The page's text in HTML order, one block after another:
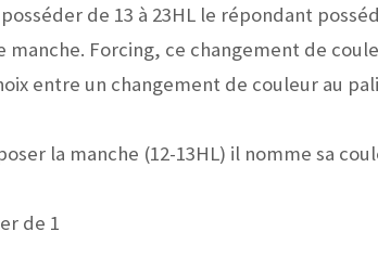
de 13 à 23HL le répondant
Forcing, ce changement de
entre un changement de couleur au
la manche (12-13HL) il nomme sa
de 1